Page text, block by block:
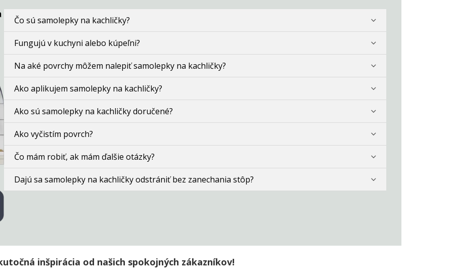
Čo sú samolepky na kachličky?
Fungujú v kuchyni alebo kúpeľni?
Na aké povrchy môžem nalepiť samolepky na kachličky?
Ako aplikujem samolepky na kachličky?
Ako sú samolepky na kachličky doručené?
Ako vyčistím povrch?
Čo mám robiť, ak mám ďalšie otázky?
Dajú sa samolepky na kachličky odstrániť bez zanechania stôp?
inšpirácia od našich spokojných zákazníkov!